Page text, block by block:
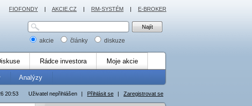
akcie články diskuze
Rádce investora Moje akcie
Analýzy
Uživatel nepřihlášen | Přihlásit se | Zaregistrovat se
20:53
FIOFONDY | AKCIE.CZ | RM-SYSTÉM | E-BROKER